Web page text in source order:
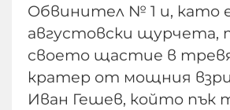
Обвинител № 1 и, като
августовски щурчета,
своето щастие в
кратер от мощния
Иван Гешев, който пък